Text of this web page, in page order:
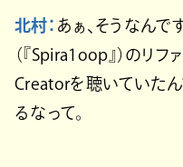
北村： あぁ、そうなんで
（『Spira1oop』）のリ
Creatorを聴いていたん
るなって。